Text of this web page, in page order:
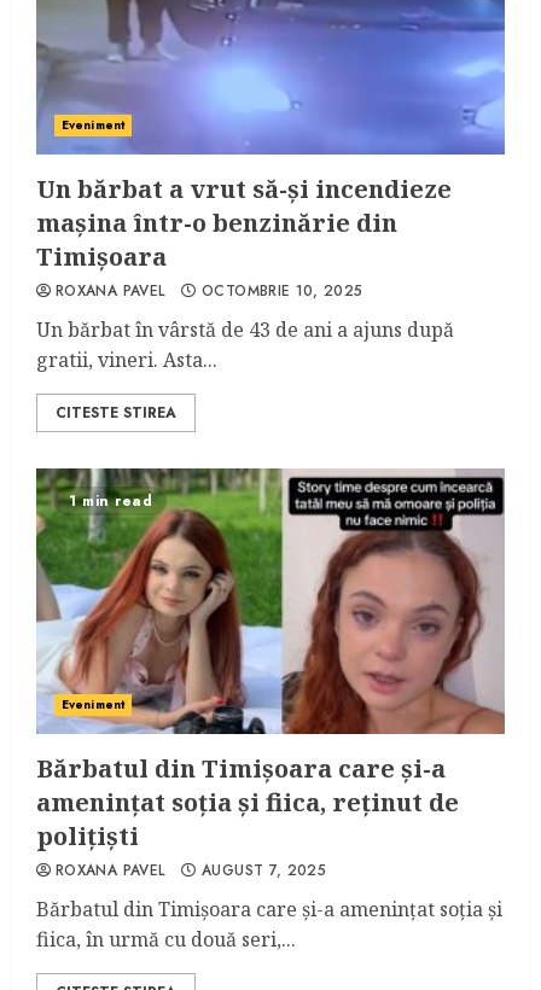
Eveniment
Un bărbat a vrut să-și incendieze
mașina într-o benzinărie din
Timișoara
ROXANA PAVEL OCTOMBRIE 10, 2025
Un bărbat în vârstă de 43 de ani a ajuns după
gratii, vineri. Asta...
CITESTE STIREA
1 min read
Eveniment
Bărbatul din Timișoara care și-a
amenințat soția și fiica, reținut de
polițiști
ROXANA PAVEL AUGUST 7, 2025
Bărbatul din Timișoara care și-a amenințat soția și
fiica, în urmă cu două seri,...